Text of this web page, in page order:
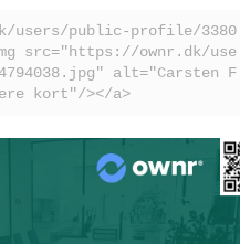
users/public-profile/3380
src="https://ownr.dk/use
alt="Carsten F
kort"/></a>